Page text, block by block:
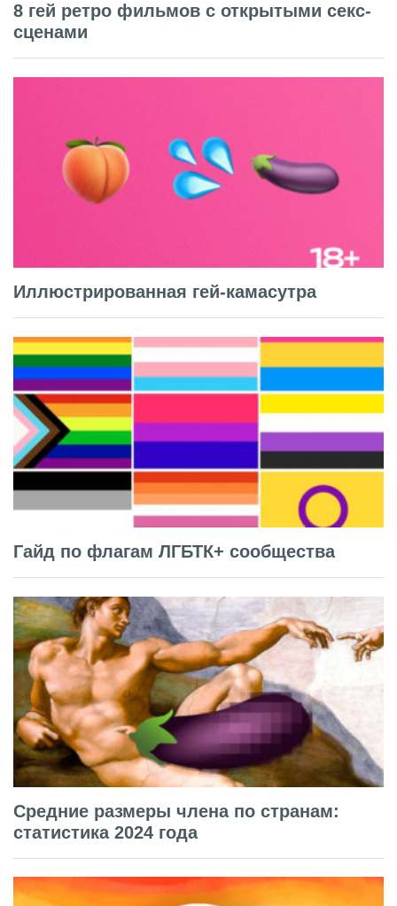
8 гей ретро фильмов с открытыми секс-
сценами
Иллюстрированная гей-камасутра
Гайд по флагам ЛГБТК+ сообщества
Средние размеры члена по странам:
статистика 2024 года